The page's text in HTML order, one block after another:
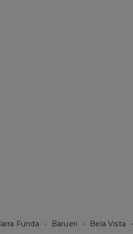
Funda Barueri Bela Vista